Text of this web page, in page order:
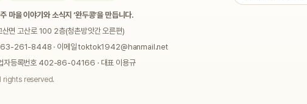
마을 이야기와 소식지 ‘완두콩’을 만듭니다.
면 고산로 100 2층(청촌방앗간 오른편)
261-8448 · 이메일 toktok1942@hanmail.net
업자등록번호 402-86-04166 · 대표 이용규
rights reserved.